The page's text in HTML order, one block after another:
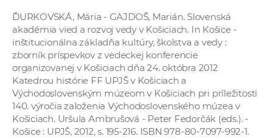
ĎURKOVSKÁ, Mária - GAJDOŠ, Marián. Slovenská
akadémia vied a rozvoj vedy v Košiciach. In Košice -
inštitucionálna základňa kultúry, školstva a vedy :
zborník príspevkov z vedeckej konferencie
organizovanej v Košiciach dňa 24. októbra 2012
Katedrou histórie FF UPJŠ v Košiciach a
Východoslovenským múzeom v Košiciach pri príležitosti
140. výročia založenia Východoslovenského múzea v
Košiciach. Uršula Ambrušová - Peter Fedorčák (eds.). -
Košice : UPJŠ, 2012, s. 195-216. ISBN 978-80-7097-992-1.